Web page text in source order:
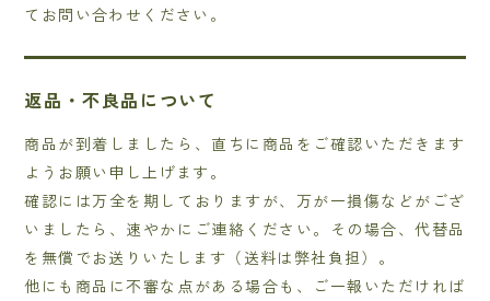
てお問い合わせください。
返品・不良品について
商品が到着しましたら、直ちに商品をご確認いただきます
ようお願い申し上げます。
確認には万全を期しておりますが、万が一損傷などがござ
いましたら、速やかにご連絡ください。その場合、代替品
を無償でお送りいたします（送料は弊社負担）。
他にも商品に不審な点がある場合も、ご一報いただければ